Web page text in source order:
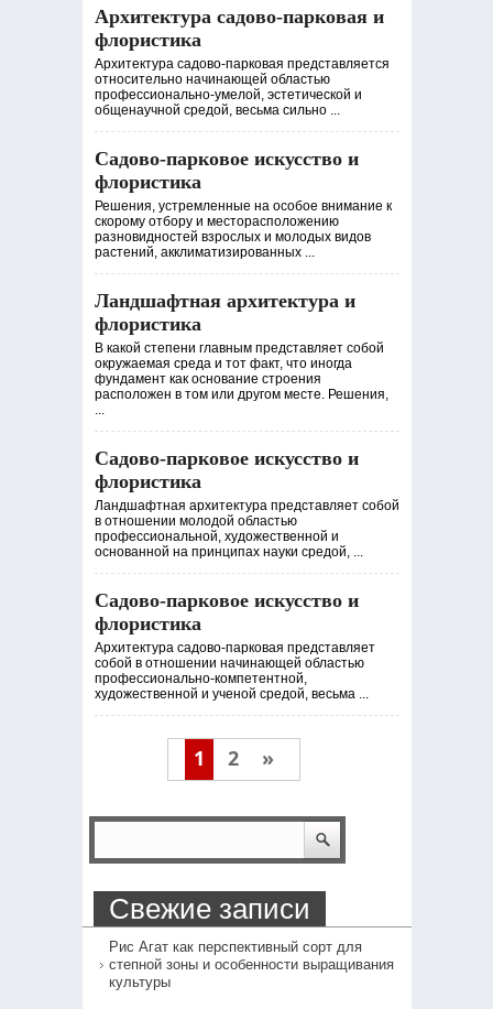
Архитектура садово-парковая и
флористика
Архитектура садово-парковая представляется
относительно начинающей областью
профессионально-умелой, эстетической и
общенаучной средой, весьма сильно ...
Садово-парковое искусство и
флористика
Решения, устремленные на особое внимание к
скорому отбору и месторасположению
разновидностей взрослых и молодых видов
растений, акклиматизированных ...
Ландшафтная архитектура и
флористика
В какой степени главным представляет собой
окружаемая среда и тот факт, что иногда
фундамент как основание строения
расположен в том или другом месте. Решения,
...
Садово-парковое искусство и
флористика
Ландшафтная архитектура представляет собой
в отношении молодой областью
профессиональной, художественной и
основанной на принципах науки средой, ...
Садово-парковое искусство и
флористика
Архитектура садово-парковая представляет
собой в отношении начинающей областью
профессионально-компетентной,
художественной и ученой средой, весьма ...
1 2 »
Свежие записи
Рис Агат как перспективный сорт для
степной зоны и особенности выращивания
культуры